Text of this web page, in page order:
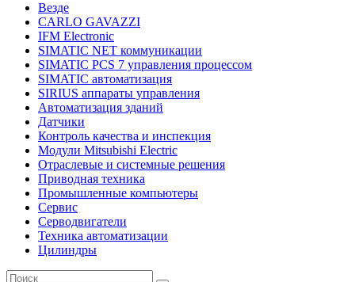
Везде
CARLO GAVAZZI
IFM Electronic
SIMATIC NET коммуникации
SIMATIC PCS 7 управления процессом
SIMATIC автоматизация
SIRIUS аппараты управления
Автоматизация зданий
Датчики
Контроль качества и инспекция
Модули Mitsubishi Electric
Отраслевые и системные решения
Приводная техника
Промышленные компьютеры
Сервис
Серводвигатели
Техника автоматизации
Цилиндры